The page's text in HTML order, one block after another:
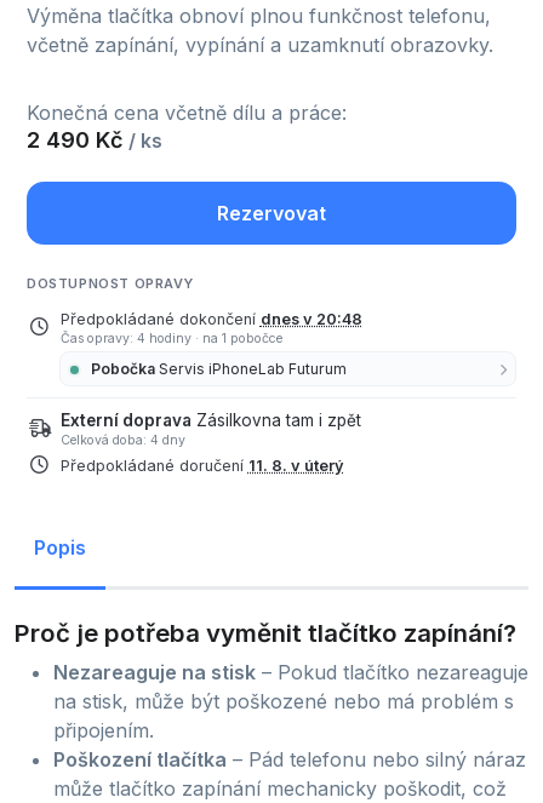
Výměna tlačítka obnoví plnou funkčnost telefonu,
včetně zapínání, vypínání a uzamknutí obrazovky.
Konečná cena včetně dílu a práce:
2 490 Kč / ks
Rezervovat
DOSTUPNOST OPRAVY
Předpokládané dokončení dnes v 20:48
Čas opravy: 4 hodiny · na 1 pobočce
Pobočka Servis iPhoneLab Futurum
Externí doprava Zásilkovna tam i zpět
Celková doba: 4 dny
Předpokládané doručení 11. 8. v úterý
Popis
Proč je potřeba vyměnit tlačítko zapínání?
Nezareaguje na stisk – Pokud tlačítko nezareaguje
na stisk, může být poškozené nebo má problém s
připojením.
Poškození tlačítka – Pád telefonu nebo silný náraz
může tlačítko zapínání mechanicky poškodit, což